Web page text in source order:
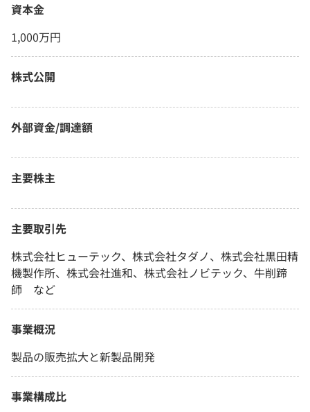
資本金
1,000万円
株式公開
外部資金/調達額
主要株主
主要取引先
株式会社ヒューテック、株式会社タダノ、株式会社黒田精
機製作所、株式会社進和、株式会社ノビテック、牛削蹄
師 など
事業概況
製品の販売拡大と新製品開発
事業構成比